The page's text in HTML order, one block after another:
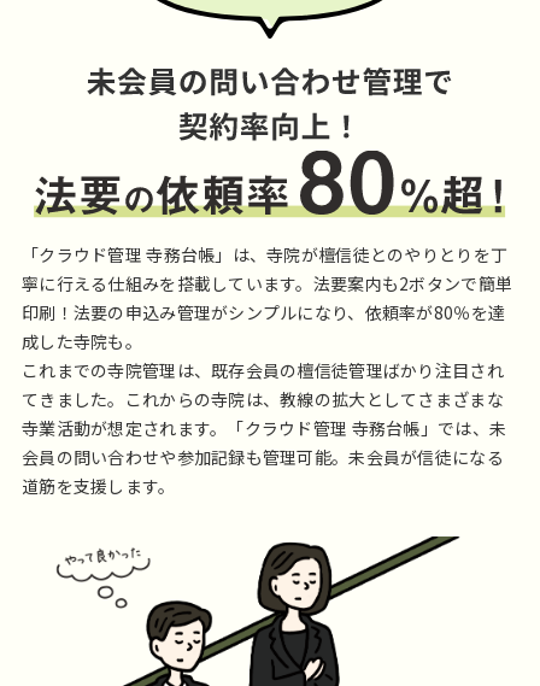
「クラウド管理 寺務台帳」は、寺院が檀信徒とのやりとりを丁
寧に行える仕組みを搭載しています。法要案内も2ボタンで簡単
印刷！法要の申込み管理がシンプルになり、依頼率が80％を達
成した寺院も。
これまでの寺院管理は、既存会員の檀信徒管理ばかり注目され
てきました。これからの寺院は、教線の拡大としてさまざまな
寺業活動が想定されます。「クラウド管理 寺務台帳」では、未
会員の問い合わせや参加記録も管理可能。未会員が信徒になる
道筋を支援します。